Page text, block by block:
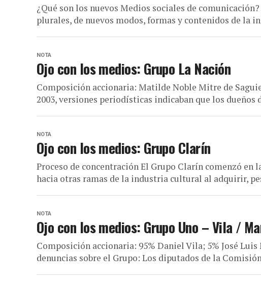
¿Qué son los nuevos Medios sociales de
plurales, de nuevos modos, formas y contenidos de la
NOTA
Ojo con los medios: Grupo La Nación
Composición accionaria: Matilde Noble Mitre de
2003, versiones periodísticas indicaban que los dueños
NOTA
Ojo con los medios: Grupo Clarín
Proceso de concentración El Grupo Clarín comenzó en
hacia otras ramas de la industria cultural al adquirir,
NOTA
Ojo con los medios: Grupo Uno – Vila /
Composición accionaria: 95% Daniel Vila; 5% José
denuncias sobre el Grupo: Los diputados de la